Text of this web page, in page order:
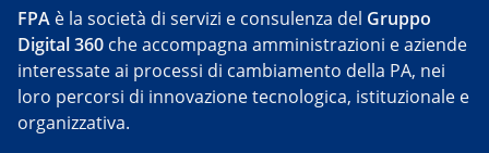
FPA è la società di servizi e consulenza del Gruppo
Digital 360 che accompagna amministrazioni e aziende
interessate ai processi di cambiamento della PA, nei
loro percorsi di innovazione tecnologica, istituzionale e
organizzativa.